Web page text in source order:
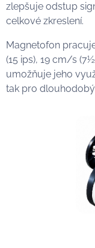
zlepšuje odstup
celkové zkreslení.
Magnetofon
(15 ips), 19 cm/s
umožňuje jeho
tak pro